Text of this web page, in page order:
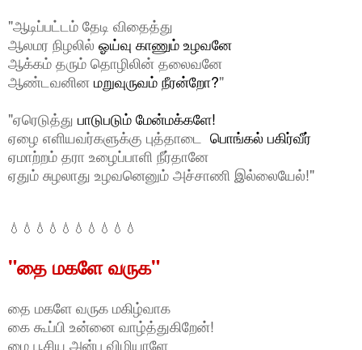
"ஆடிப்பட்டம் தேடி விதைத்து
ஆலமர நிழலில் ஓய்வு காணும் உழவனே
ஆக்கம் தரும் தொழிலின்தலைவனே
ஆண்டவனினமறுவுருவம் நீரன்றோ?"
"ஏரெடுத்து பாடுபடும் மேன்மக்களே!
ஏழை எளியவர்களுக்கு புத்தாடை பொங்கல் பகிர்வீர்
ஏமாற்றம் தரா உழைப்பாளி நீர்தானே
ஏதும் சுழலாது உழவனெனும் அச்சாணி இல்லையேல்!"
💧💧💧💧💧💧💧💧💧💧
"தை மகளே வருக"
தை மகளே வருக மகிழ்வாக
கை கூப்பி உன்னை வாழ்த்துகிறேன்!
மை பூசிய அன்பு விழியாளே